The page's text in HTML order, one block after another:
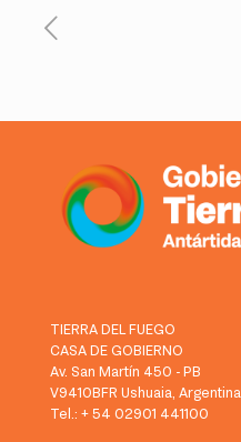
TIERRA DEL FUEGO
CASA DE GOBIERNO
Av. San Martín 450 - PB
V9410BFR Ushuaia, Argentina
Tel.: + 54 02901 441100